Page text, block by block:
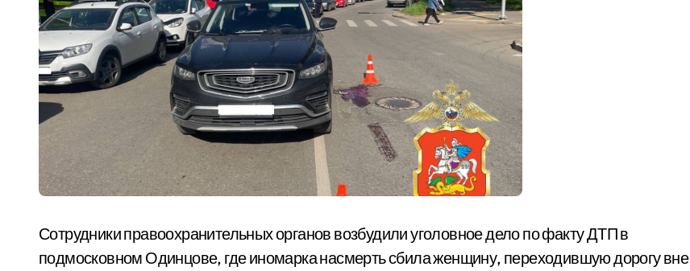
Сотрудники правоохранительных органов возбудили уголовное дело по факту ДТП в
подмосковном Одинцове, где иномарка насмерть сбила женщину, переходившую дорогу вне